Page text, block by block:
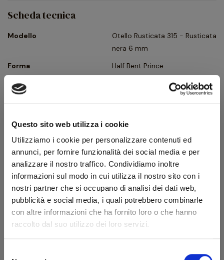
Questo sito web utilizza i cookie
Utilizziamo i cookie per personalizzare contenuti ed
annunci, per fornire funzionalità dei social media e per
analizzare il nostro traffico. Condividiamo inoltre
informazioni sul modo in cui utilizza il nostro sito con i
nostri partner che si occupano di analisi dei dati web,
pubblicità e social media, i quali potrebbero combinarle
con altre informazioni che ha fornito loro o che hanno
raccolto dal suo utilizzo dei loro servizi.
Scheda tecnica
Modello
Otello Rusticata 315 - Rusticata
nera 6 mm
Forma
Half Bent Prince
Tipologia
Bocchino
Metacrilato - a sella
Foro bocchino (mm)
6
Peso (g)
38
Ghiera
Acciaio
Confezione originale
Sì